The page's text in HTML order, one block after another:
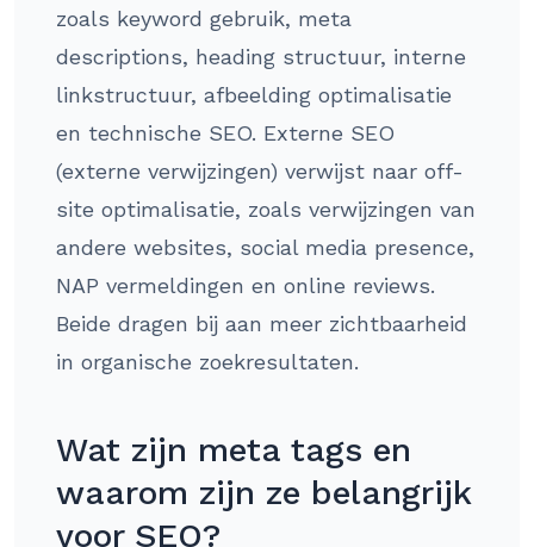
zoals keyword gebruik, meta
descriptions, heading structuur, interne
linkstructuur, afbeelding optimalisatie
en technische SEO. Externe SEO
(externe verwijzingen) verwijst naar off-
site optimalisatie, zoals verwijzingen van
andere websites, social media presence,
NAP vermeldingen en online reviews.
Beide dragen bij aan meer zichtbaarheid
in organische zoekresultaten.
Wat zijn meta tags en
waarom zijn ze belangrijk
voor SEO?